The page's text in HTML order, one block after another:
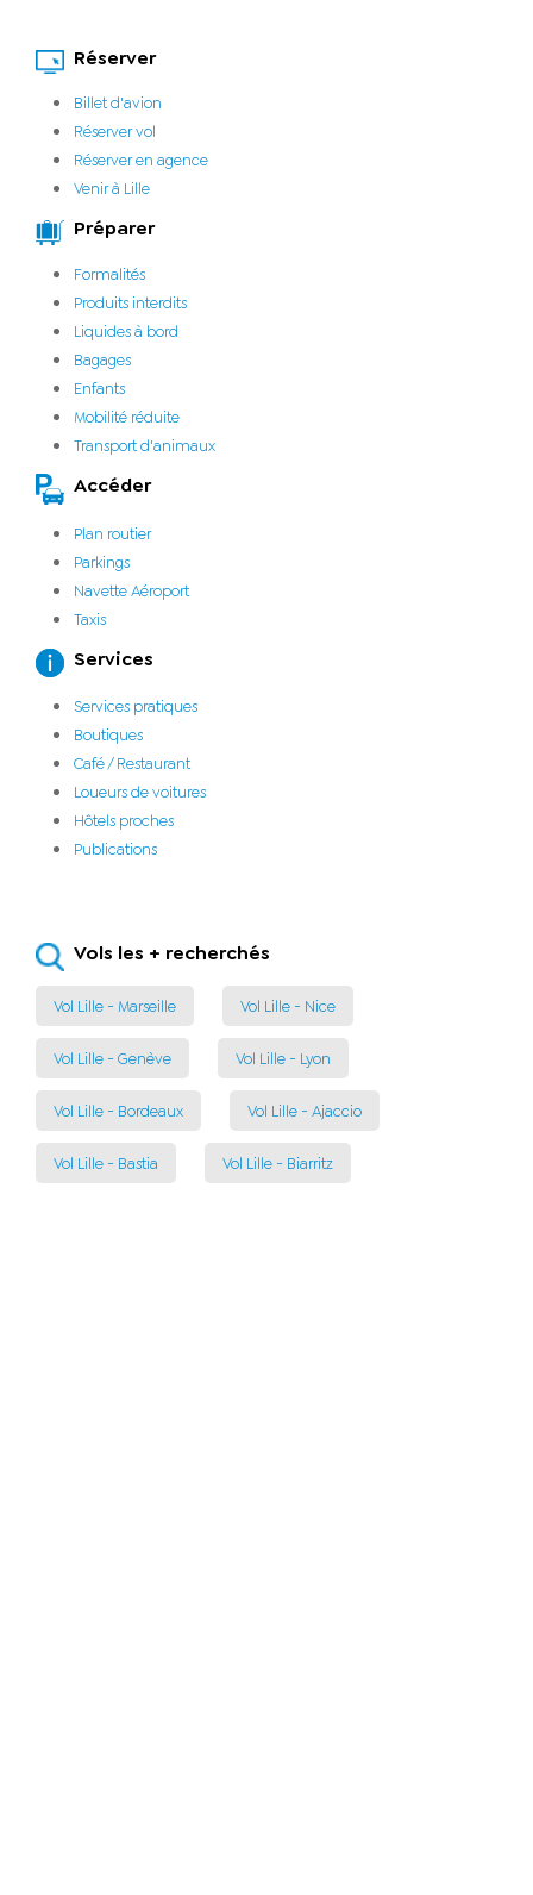
Réserver
Billet d'avion
Réserver vol
Réserver en agence
Venir à Lille
Préparer
Formalités
Produits interdits
Liquides à bord
Bagages
Enfants
Mobilité réduite
Transport d'animaux
Accéder
Plan routier
Parkings
Navette Aéroport
Taxis
Services
Services pratiques
Boutiques
Café / Restaurant
Loueurs de voitures
Hôtels proches
Publications
Vols les + recherchés
Vol Lille - Marseille Vol Lille - Nice
Vol Lille - Genève Vol Lille - Lyon
Vol Lille - Bordeaux Vol Lille - Ajaccio
Vol Lille - Bastia Vol Lille - Biarritz